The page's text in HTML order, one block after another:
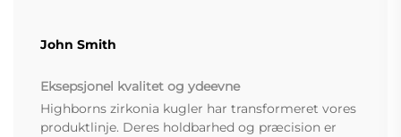
John Smith
Eksepsjonel kvalitet og ydeevne
Highborns zirkonia kugler har transformeret vores
produktlinje. Deres holdbarhed og præcision er